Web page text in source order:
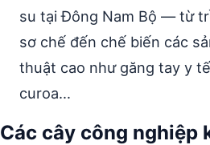
su tại Đông Nam Bộ — từ
sơ chế đến chế biến các
thuật cao như găng tay y
curoa…
Các cây công nghiệp